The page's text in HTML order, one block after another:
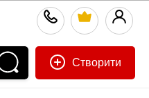
Створити